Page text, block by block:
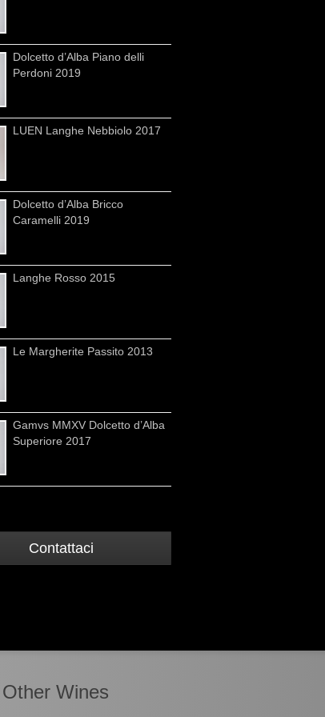
Dolcetto d’Alba Piano delli
Perdoni 2019
LUEN Langhe Nebbiolo 2017
Dolcetto d’Alba Bricco
Caramelli 2019
Langhe Rosso 2015
Le Margherite Passito 2013
Gamvs MMXV Dolcetto d’Alba
Superiore 2017
Contattaci
Other Wines